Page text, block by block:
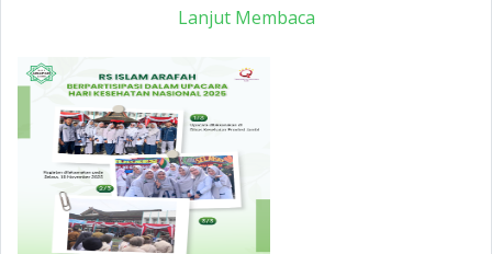
Lanjut Membaca